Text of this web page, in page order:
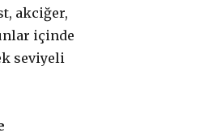
akciğer,
içinde
seviyeli